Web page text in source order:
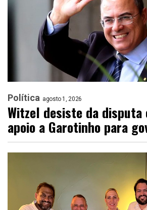
Política agosto 1, 2026
Witzel desiste da disputa
apoio a Garotinho para